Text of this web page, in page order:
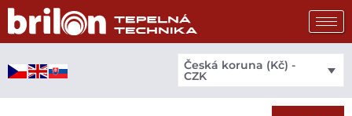
Přeskočit
obsah
Česká koruna (Kč) -
CZK